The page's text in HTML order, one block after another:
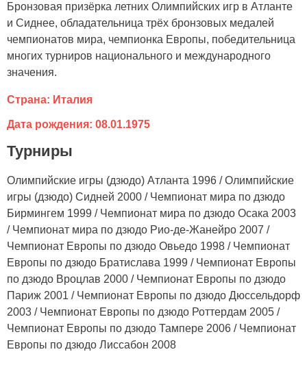
Бронзовая призёрка летних Олимпийских игр в Атланте
и Сиднее, обладательница трёх бронзовых медалей
чемпионатов мира, чемпионка Европы, победительница
многих турниров национального и международного
значения.
Страна: Италия
Дата рождения: 08.01.1975
Турниры
Олимпийские игры (дзюдо) Атланта 1996 / Олимпийские
игры (дзюдо) Сидней 2000 / Чемпионат мира по дзюдо
Бирмингем 1999 / Чемпионат мира по дзюдо Осака 2003
/ Чемпионат мира по дзюдо Рио-де-Жанейро 2007 /
Чемпионат Европы по дзюдо Овьедо 1998 / Чемпионат
Европы по дзюдо Братислава 1999 / Чемпионат Европы
по дзюдо Вроцлав 2000 / Чемпионат Европы по дзюдо
Париж 2001 / Чемпионат Европы по дзюдо Дюссельдорф
2003 / Чемпионат Европы по дзюдо Роттердам 2005 /
Чемпионат Европы по дзюдо Тампере 2006 / Чемпионат
Европы по дзюдо Лиссабон 2008